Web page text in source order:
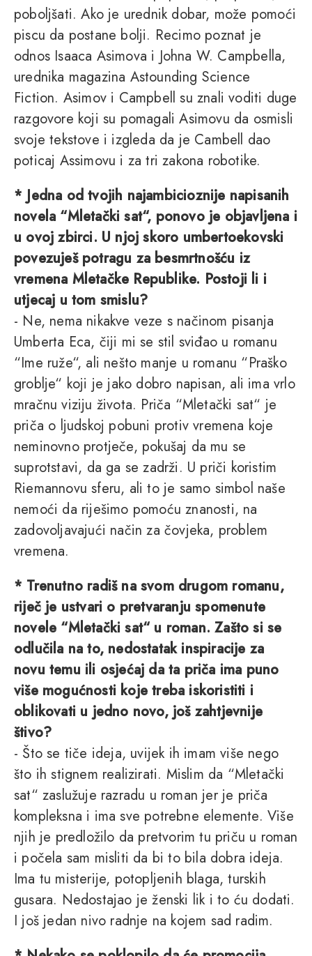
poboljšati. Ako je urednik dobar, može pomoći
piscu da postane bolji. Recimo poznat je
odnos Isaaca Asimova i Johna W. Campbella,
urednika magazina Astounding Science
Fiction. Asimov i Campbell su znali voditi duge
razgovore koji su pomagali Asimovu da osmisli
svoje tekstove i izgleda da je Cambell dao
poticaj Assimovu i za tri zakona robotike.
* Jedna od tvojih najambicioznije napisanih
novela “Mletački sat“, ponovo je objavljena i
u ovoj zbirci. U njoj skoro umbertoekovski
povezuješ potragu za besmrtnošću iz
vremena Mletačke Republike. Postoji li i
utjecaj u tom smislu?
- Ne, nema nikakve veze s načinom pisanja
Umberta Eca, čiji mi se stil sviđao u romanu
“Ime ruže“, ali nešto manje u romanu “Praško
groblje“ koji je jako dobro napisan, ali ima vrlo
mračnu viziju života. Priča “Mletački sat“ je
priča o ljudskoj pobuni protiv vremena koje
neminovno protječe, pokušaj da mu se
suprotstavi, da ga se zadrži. U priči koristim
Riemannovu sferu, ali to je samo simbol naše
nemoći da riješimo pomoću znanosti, na
zadovoljavajući način za čovjeka, problem
vremena.
* Trenutno radiš na svom drugom romanu,
riječ je ustvari o pretvaranju spomenute
novele “Mletački sat“ u roman. Zašto si se
odlučila na to, nedostatak inspiracije za
novu temu ili osjećaj da ta priča ima puno
više mogućnosti koje treba iskoristiti i
oblikovati u jedno novo, još zahtjevnije
štivo?
- Što se tiče ideja, uvijek ih imam više nego
što ih stignem realizirati. Mislim da “Mletački
sat“ zaslužuje razradu u roman jer je priča
kompleksna i ima sve potrebne elemente. Više
njih je predložilo da pretvorim tu priču u roman
i počela sam misliti da bi to bila dobra ideja.
Ima tu misterije, potopljenih blaga, turskih
gusara. Nedostajao je ženski lik i to ću dodati.
I još jedan nivo radnje na kojem sad radim.